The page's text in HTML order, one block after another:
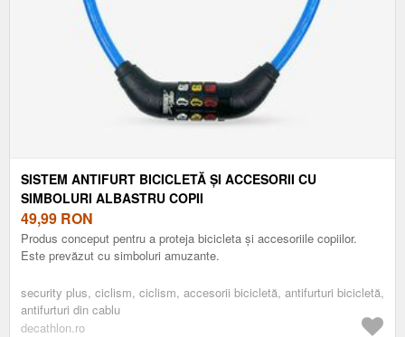
SISTEM ANTIFURT BICICLETĂ ȘI ACCESORII CU
SIMBOLURI ALBASTRU COPII
49,99 RON
Produs conceput pentru a proteja bicicleta și accesoriile copiilor.
Este prevăzut cu simboluri amuzante.
security plus, ciclism, ciclism, accesorii bicicletă, antifurturi bicicletă,
antifurturi din cablu
decathlon.ro